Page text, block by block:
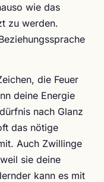
wie das
zu werden.
die Feuer
deine Energie
nach Glanz
das nötige
Auch Zwillinge
sie deine
kann es mit